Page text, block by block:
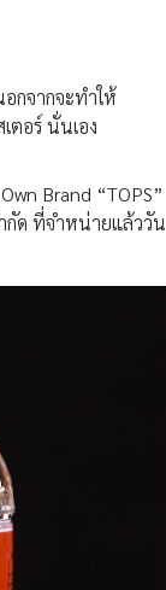
กจากจะทำให้
ตอร์ นั่นเอง
Brand “TOPS”
กัด ที่จำหน่ายแล้ววัน